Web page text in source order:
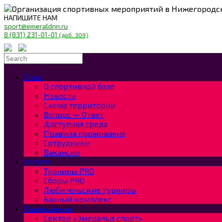
Организация спортивных мероприятий в
НАПИШИТЕ НАМ
sport@emeraldnn.ru
8 (831) 231-01-01 (доб. 309)
О нас
О спортивной базе
Новости
Схема территории
Вопрос — Ответ
Доступная среда
Правила проживания
Сотрудники
Вакансии
Услуги
Турниры PRO
Сборы PRO
Любительские турниры
Банный комплекс
Размещение
Сектор «Эмеральд спорт»